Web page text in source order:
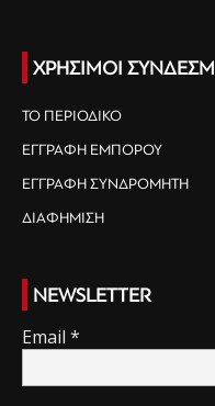
ΧΡΗΣΙΜΟΙ
ΤΟ ΠΕΡΙΟΔΙΚΟ
ΕΓΓΡΑΦΗ ΕΜΠΟΡΟΥ
ΕΓΓΡΑΦΗ ΣΥΝΔΡΟΜΗΤΗ
ΔΙΑΦΗΜΙΣΗ
NEWSLETTER
Email *